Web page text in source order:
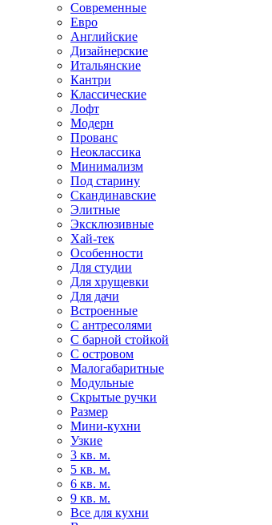
Современные
Евро
Английские
Дизайнерские
Итальянские
Кантри
Классические
Лофт
Модерн
Прованс
Неоклассика
Минимализм
Под старину
Скандинавские
Элитные
Эксклюзивные
Хай-тек
Особенности
Для студии
Для хрущевки
Для дачи
Встроенные
С антресолями
С барной стойкой
С островом
Малогабаритные
Модульные
Скрытые ручки
Размер
Мини-кухни
Узкие
3 кв. м.
5 кв. м.
6 кв. м.
9 кв. м.
Все для кухни